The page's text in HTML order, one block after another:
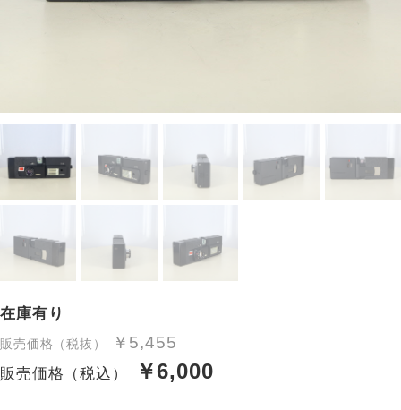
在庫有り
販売価格（税抜） ￥5,455
販売価格（税込） ￥6,000